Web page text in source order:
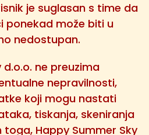
je suglasan s time da
ponekad može biti u
nedostupan.
ne preuzima
nepravilnosti,
koji mogu nastati
tiskanja, skeniranja
toga, Happy Summer Sky